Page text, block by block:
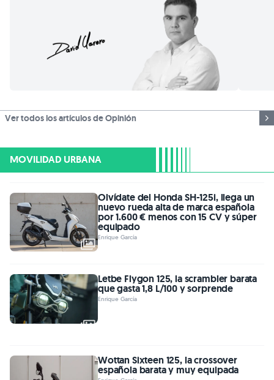
Ver todos los artículos de Opinión
MOVILIDAD URBANA
Olvídate del Honda SH-125i, llega un
nuevo rueda alta de marca española
por 1.600 € menos con 15 CV y súper
equipado
Enrique García
Letbe Flygon 125, la scrambler barata
que gasta 1,8 L/100 y sorprende
Enrique García
Wottan Sixteen 125, la crossover
española barata y muy equipada